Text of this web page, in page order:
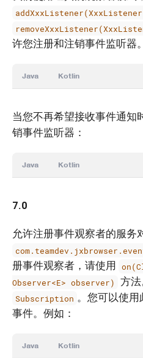
许您注册和注销事件监听器
Java Kotlin
当您不再希望接收事件通知
销事件监听器：
Java Kotlin
7.0
允许注册事件观察者的服务
册事件观察者，请使用
Observer<E> observer)
方
Subscription 。您可以使
事件。例如：
Java Kotlin